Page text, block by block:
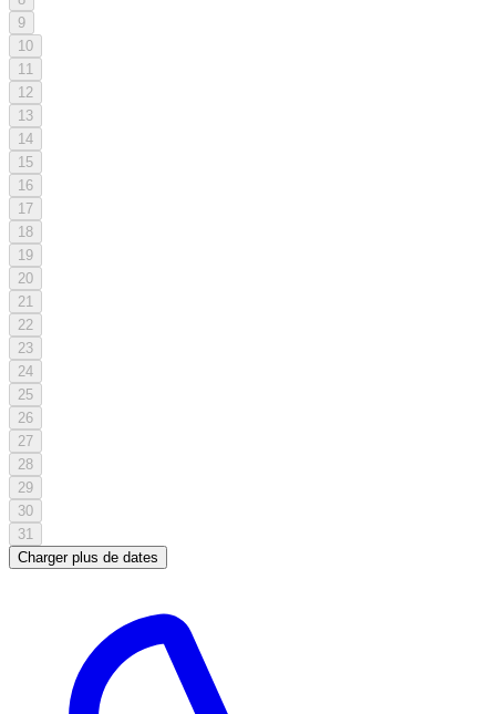
9
10
11
12
13
14
15
16
17
18
19
20
21
22
23
24
25
26
27
28
29
30
31
Charger plus de dates